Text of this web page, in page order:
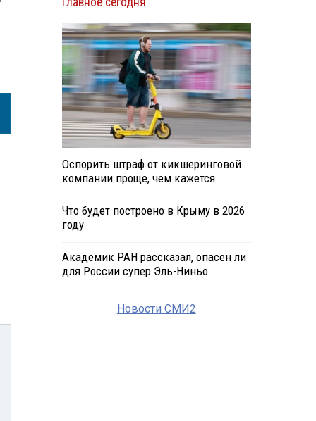
Оспорить штраф от кикшеринговой
компании проще, чем кажется
Что будет построено в Крыму в 2026
году
Академик РАН рассказал, опасен ли
для России супер Эль-Ниньо
Новости СМИ2